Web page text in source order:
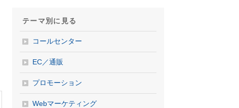
テーマ別に見る
コールセンター
EC／通販
プロモーション
Webマーケティング